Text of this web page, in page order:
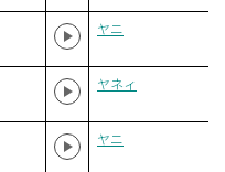
ヤニ
ヤネィ
ヤニ